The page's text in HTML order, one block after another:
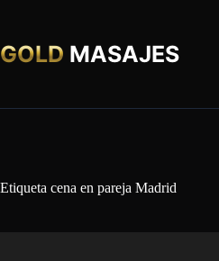
GOLD MASAJES
Etiqueta cena en pareja Madrid